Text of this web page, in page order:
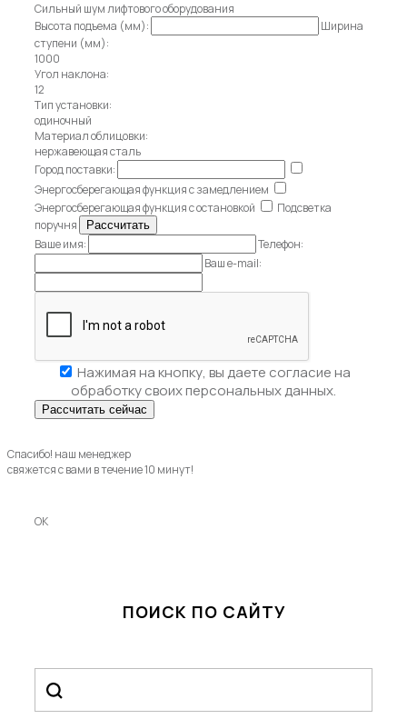
Сильный шум лифтового оборудования
Высота подъема (мм):
Ширина
ступени (мм):
1000
Угол наклона:
12
Тип установки:
одиночный
Материал облицовки:
нержавеющая сталь
Город поставки:
Энергосберегающая функция с замедлением
Энергосберегающая функция с остановкой
Подсветка
поручня
Ваше имя:
Телефон:
Ваш e-mail:
Нажимая на кнопку, вы даете согласие на
обработку своих персональных данных.
Спасибо! наш менеджер
свяжется с вами в течение 10 минут!
OK
ПОИСК ПО САЙТУ